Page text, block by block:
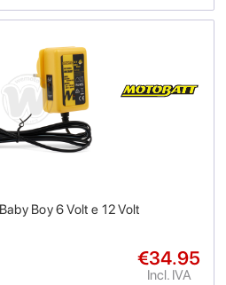
Boy 6 Volt e 12 Volt
€34.95
Incl. IVA